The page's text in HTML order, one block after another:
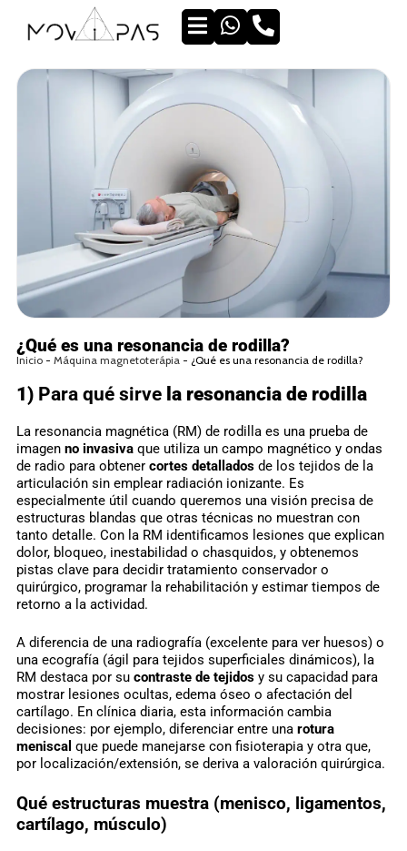
¿Qué es una resonancia de rodilla?
Inicio- Máquina magnetoterápia- ¿Qué es una resonancia de rodilla?
1)Para qué sirvela resonancia de rodilla
La resonancia magnética (RM) de rodilla es una prueba de
imagen no invasivaque utiliza un campo magnético y ondas
de radio para obtener cortes detalladosde los tejidos de la
articulación sin emplear radiación ionizante. Es
especialmente útil cuando queremos una visión precisa de
estructuras blandas que otras técnicas no muestran con
tanto detalle. Con la RM identificamos lesiones que explican
dolor, bloqueo, inestabilidad o chasquidos, y obtenemos
pistas clave para decidir tratamiento conservador o
quirúrgico, programar la rehabilitación y estimar tiempos de
retorno a la actividad.
A diferencia de una radiografía (excelente para ver huesos) o
una ecografía (ágil para tejidos superficiales dinámicos), la
RM destaca por su contraste de tejidosy su capacidad para
mostrar lesiones ocultas, edema óseo o afectación del
cartílago. En clínica diaria, esta información cambia
decisiones: por ejemplo, diferenciar entre una rotura
meniscal que puede manejarse con fisioterapia y otra que,
por localización/extensión, se deriva a valoración quirúrgica.
Qué estructuras muestra (menisco, ligamentos,
cartílago, músculo)